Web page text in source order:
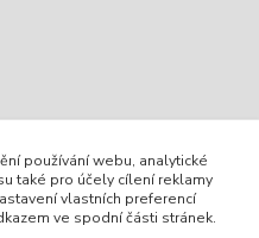
používání webu, analytické
také pro účely cílení reklamy
vlastních preferencí
ve spodní části stránek.